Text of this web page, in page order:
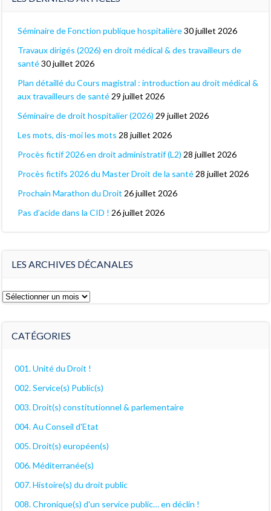
Séminaire de Fonction publique hospitalière30 juillet 2026
Travaux dirigés (2026) en droit médical & des travailleurs de
santé30 juillet 2026
Plan détaillé du Cours magistral : introduction au droit médical &
aux travailleurs de santé 29 juillet 2026
Séminaire de droit hospitalier (2026) 29 juillet 2026
Les mots, dis-moi les mots 28 juillet 2026
Procès fictif 2026 en droit administratif (L2) 28 juillet 2026
Procès fictifs 2026 du Master Droit de la santé 28 juillet 2026
Prochain Marathon du Droit 26 juillet 2026
Pas d’acide dans la CID ! 26 juillet 2026
LES ARCHIVES DÉCANALES
Les
CATÉGORIES
001. Unité du Droit !
002. Service(s) Public(s)
003. Droit(s) constitutionnel & parlementaire
004. Au Conseil d'Etat
005. Droit(s) européen(s)
006. Méditerranée(s)
007. Histoire(s) du droit public
008. Chronique(s) d'un service public… en déclin !